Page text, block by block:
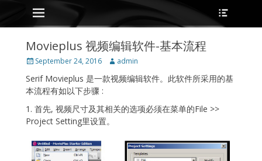
Skip
to
content
Primary Menu
Movieplus 视频编辑软件-基本流程
Posted
September 24, 2016 Author
admin
Serif Movieplus 是一款视频编辑软件。此软件所采用的基
本流程有如以下步骤 :
1. 首先, 视频尺寸及其相关的选项必须在菜单的File >>
Project Setting里设置。